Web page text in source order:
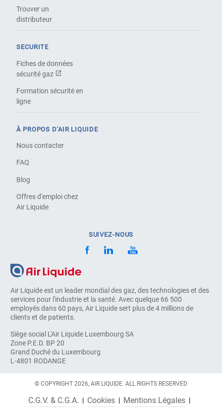
Air Liquide est un leader mondial des gaz, des technologies et des
services pour l'industrie et la santé. Avec quelque 66 500
employés dans 60 pays, Air Liquide sert plus de 4 millions de
clients et de patients.
Siège social L'Air Liquide Luxembourg SA
Zone P.E.D. BP 20
Grand Duché du Luxembourg
L-4801 RODANGE
Trouver un
distributeur
SECURITE
Fiches de données
sécurité gaz
Formation sécurité en
ligne
À PROPOS D'AIR LIQUIDE
Nous contacter
FAQ
Blog
Offres d'emploi chez
Air Liquide
SUIVEZ-NOUS
© COPYRIGHT 2026, AIR LIQUIDE. ALL RIGHTS RESERVED
C.G.V. & C.G.A. Cookies
Mentions Légales